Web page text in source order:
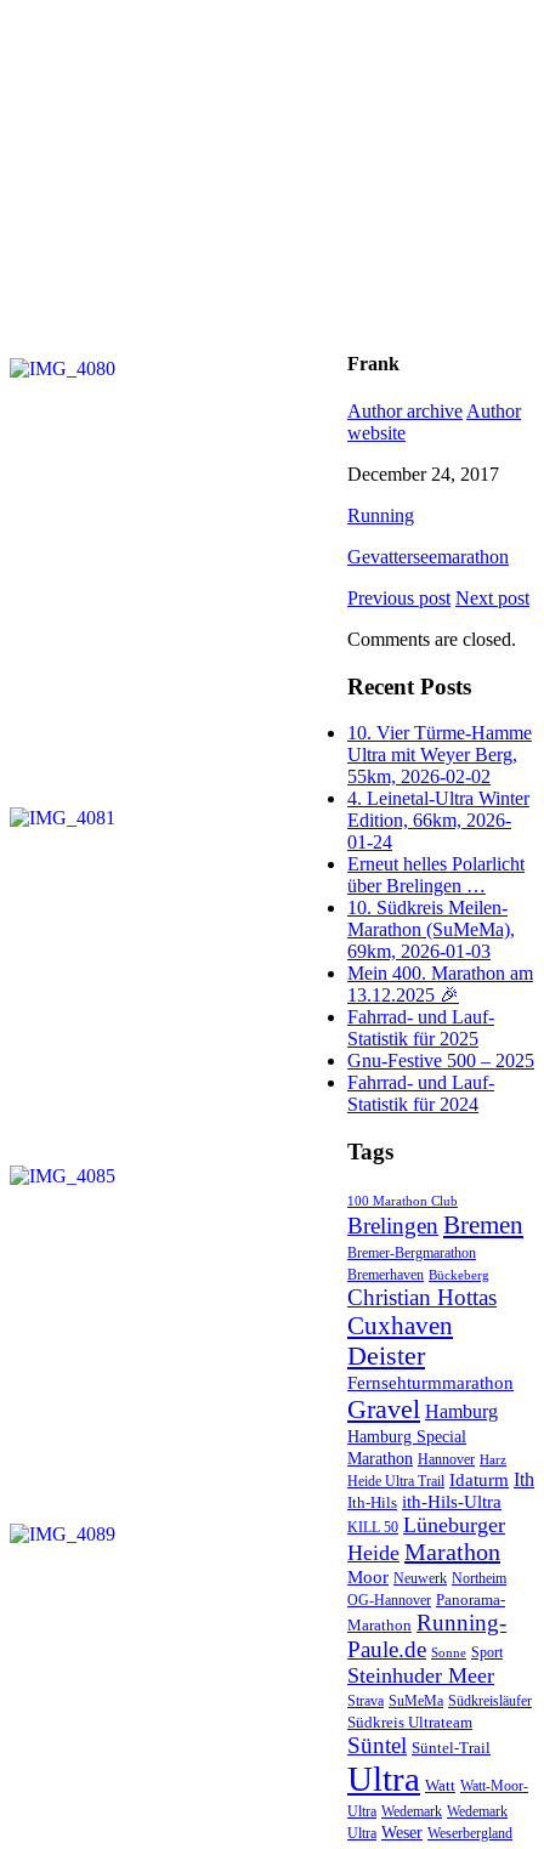
Frank
Author archive Author
website
December 24, 2017
Running
Gevatterseemarathon
Previous post Next post
Comments are closed.
Recent Posts
10. Vier Türme-Hamme
Ultra mit Weyer Berg,
55km, 2026-02-02
4. Leinetal-Ultra Winter
Edition, 66km, 2026-
01-24
Erneut helles Polarlicht
über Brelingen …
10. Südkreis Meilen-
Marathon (SuMeMa),
69km, 2026-01-03
Mein 400. Marathon am
13.12.2025 🎉
Fahrrad- und Lauf-
Statistik für 2025
Gnu-Festive 500 – 2025
Fahrrad- und Lauf-
Statistik für 2024
Tags
100 Marathon Club
Brelingen Bremen
Bremer-Bergmarathon
Bremerhaven Bückeberg
Christian Hottas
Cuxhaven
Deister
Fernsehturmmarathon
Gravel Hamburg
Hamburg Special
Marathon Hannover Harz
Heide Ultra Trail Idaturm Ith
Ith-Hils ith-Hils-Ultra
KILL 50 Lüneburger
Heide Marathon
Moor Neuwerk Northeim
OG-Hannover Panorama-
Marathon Running-
Paule.de Sonne Sport
Steinhuder Meer
Strava SuMeMa Südkreisläufer
Südkreis Ultrateam
Süntel Süntel-Trail
Ultra Watt Watt-Moor-
Ultra Wedemark Wedemark
Ultra Weser Weserbergland